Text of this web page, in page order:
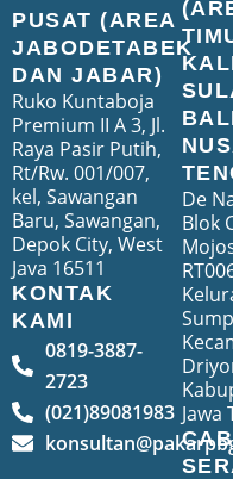
PUSAT (AREA
JABODETABEK
DAN JABAR)
Ruko Kuntaboja
Premium II A 3, Jl.
Raya Pasir Putih,
Rt/Rw. 001/007,
kel, Sawangan
Baru, Sawangan,
Depok City, West
Java 16511
KONTAK
KAMI
0819-3887-
2723
(021)89081983
De
Blok
Jawa